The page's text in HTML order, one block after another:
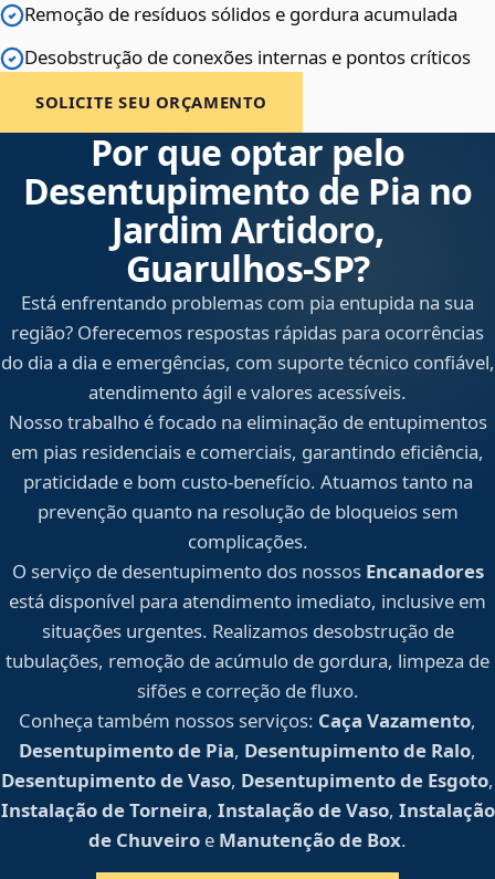
Remoção de resíduos sólidos e gordura acumulada
Desobstrução de conexões internas e pontos críticos
SOLICITE SEU ORÇAMENTO
Por que optar pelo
Desentupimento de Pia no
Jardim Artidoro,
Guarulhos‑SP?
Está enfrentando problemas com pia entupida na sua
região? Oferecemos respostas rápidas para ocorrências
do dia a dia e emergências, com suporte técnico confiável,
atendimento ágil e valores acessíveis.
Nosso trabalho é focado na eliminação de entupimentos
em pias residenciais e comerciais, garantindo eficiência,
praticidade e bom custo-benefício. Atuamos tanto na
prevenção quanto na resolução de bloqueios sem
complicações.
O serviço de desentupimento dos nossos Encanadores
está disponível para atendimento imediato, inclusive em
situações urgentes. Realizamos desobstrução de
tubulações, remoção de acúmulo de gordura, limpeza de
sifões e correção de fluxo.
Conheça também nossos serviços: Caça Vazamento,
Desentupimento de Pia, Desentupimento de Ralo,
Desentupimento de Vaso, Desentupimento de Esgoto,
Instalação de Torneira, Instalação de Vaso, Instalação
de Chuveiro e Manutenção de Box.